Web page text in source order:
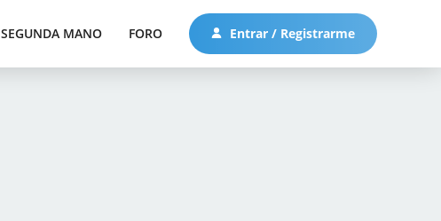
SEGUNDA MANO FORO Entrar / Registrarme